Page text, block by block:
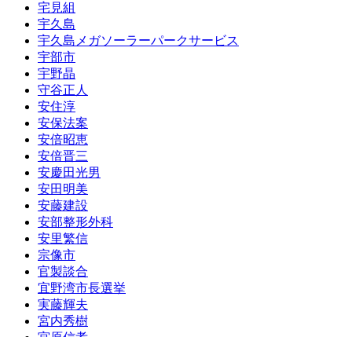
宅見組
宇久島
宇久島メガソーラーパークサービス
宇部市
宇野晶
守谷正人
安住淳
安保法案
安倍昭恵
安倍晋三
安慶田光男
安田明美
安藤建設
安部整形外科
安里繁信
宗像市
官製談合
宜野湾市長選挙
実藤輝夫
宮内秀樹